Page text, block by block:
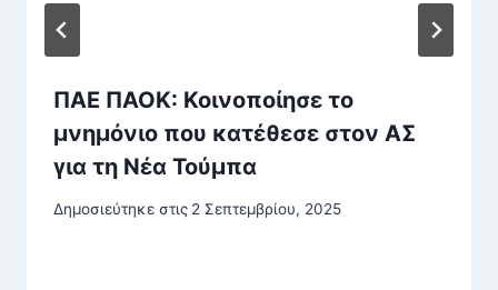
ΠΑΕ ΠΑΟΚ: Κοινοποίησε το
μνημόνιο που κατέθεσε στον ΑΣ
για τη Νέα Τούμπα
Δημοσιεύτηκε στις 2 Σεπτεμβρίου, 2025